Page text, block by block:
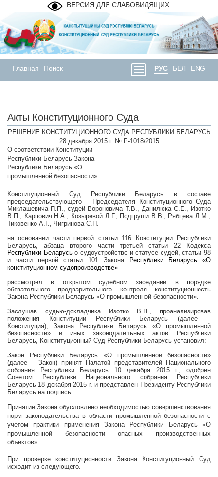
ВЕРСИЯ ДЛЯ СЛАБОВИДЯЩИХ.
Главная Поиск РУС БЕЛ ENG
Акты Конституционного Суда
РЕШЕНИЕ КОНСТИТУЦИОННОГО СУДА РЕСПУБЛИКИ БЕЛАРУСЬ
28 декабря 2015 г. № Р-1018/2015
О соответствии Конституции
Республики Беларусь Закона
Республики Беларусь «О
промышленной безопасности»
Конституционный Суд Республики Беларусь в составе
председательствующего – Председателя Конституционного Суда
Миклашевича П.П., судей Вороновича Т.В., Данилюка С.Е., Изотко
В.П., Карпович Н.А., Козыревой Л.Г., Подгруши В.В., Рябцева Л.М.,
Тиковенко А.Г., Чигринова С.П.
на основании части первой статьи 116 Конституции Республики
Беларусь, абзаца второго части третьей статьи 22 Кодекса
Республики Беларусьо судоустройстве и статусе судей, статьи 98
и части первой статьи 101 Закона
Республики Беларусь «О
конституционном судопроизводстве»
рассмотрел в открытом судебном заседании в порядке
обязательного предварительного контроля конституционность
Закона Республики Беларусь «О промышленной безопасности».
Заслушав судью-докладчика Изотко В.П., проанализировав
положения Конституции Республики Беларусь (далее –
Конституция), Закона Республики Беларусь «О промышленной
безопасности» и иных законодательных актов Республики
Беларусь, Конституционный Суд Республики Беларусь установил:
Закон Республики Беларусь «О промышленной безопасности»
(далее – Закон) принят Палатой представителей Национального
собрания Республики Беларусь 10 декабря 2015 г., одобрен
Советом Республики Национального собрания Республики
Беларусь 18 декабря2015 г. и представлен Президенту Республики
Беларусь на подпись.
Принятие Закона обусловлено необходимостью совершенствования
норм законодательства в области промышленной безопасности с
учетом практики применения Закона Республики Беларусь «О
промышленной безопасности опасных производственных
объектов».
При проверке конституционности Закона Конституционный Суд
исходит из следующего.